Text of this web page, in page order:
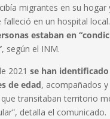
migrantes en su hogar
en un hospital local.
estaban en
, según el INM.
2021 se han identificado
de edad, acompañados
transitaban territorio
detalla el comunicado.